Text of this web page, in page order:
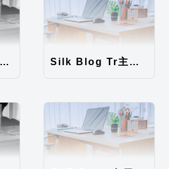
Clean Enterprise主题汉化包 Silk Blog Tr主题汉化包